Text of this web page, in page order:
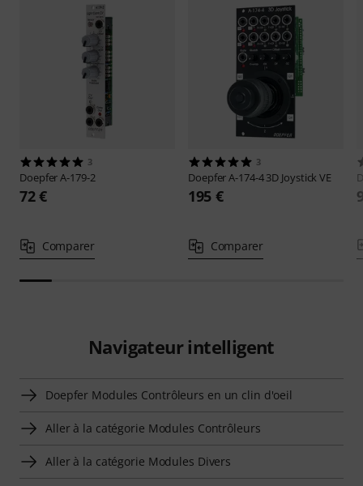
3
DoepferA-179-2
72 €
Comparer
3
DoepferA-174-4 3D Joystick VE
195 €
Comparer
Navigateur intelligent
Doepfer Modules Contrôleurs en un clin d'oeil
Aller à la catégorie Modules Contrôleurs
Aller à la catégorie Modules Divers